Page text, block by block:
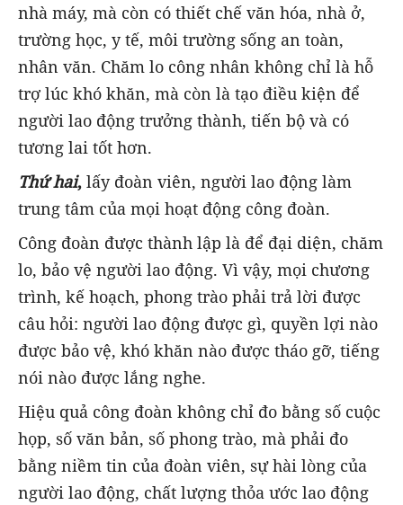
nhà máy, mà còn có thiết chế văn hóa, nhà ở,
trường học, y tế, môi trường sống an toàn,
nhân văn. Chăm lo công nhân không chỉ là hỗ
trợ lúc khó khăn, mà còn là tạo điều kiện để
người lao động trưởng thành, tiến bộ và có
tương lai tốt hơn.
Thứ hai, lấy đoàn viên, người lao động làm
trung tâm của mọi hoạt động công đoàn.
Công đoàn được thành lập là để đại diện, chăm
lo, bảo vệ người lao động. Vì vậy, mọi chương
trình, kế hoạch, phong trào phải trả lời được
câu hỏi: người lao động được gì, quyền lợi nào
được bảo vệ, khó khăn nào được tháo gỡ, tiếng
nói nào được lắng nghe.
Hiệu quả công đoàn không chỉ đo bằng số cuộc
họp, số văn bản, số phong trào, mà phải đo
bằng niềm tin của đoàn viên, sự hài lòng của
người lao động, chất lượng thỏa ước lao động